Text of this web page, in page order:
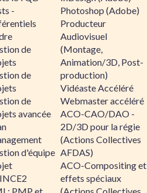
-
de
de
de
avancée
d'équipe
Photoshop (Adobe)
Producteur
Audiovisuel
(Montage,
Animation/3D, Post-
production)
Vidéaste Accéléré
Webmaster accéléré
ACO-CAO/DAO -
2D/3D pour la régie
(Actions Collectives
AFDAS)
ACO-Compositing et
effets spéciaux